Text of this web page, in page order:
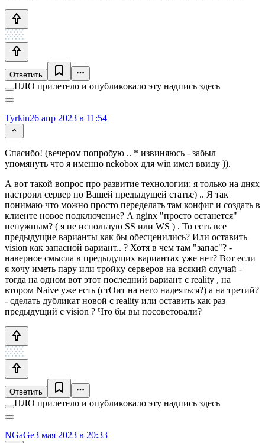
Ответить
НЛО прилетело и опубликовало эту надпись здесь
Tyrkin26 апр 2023 в 11:54
Спасибо! (вечером попробую .. * извиняюсь - забыл
упомянуть что я именно nekobox для win имел ввиду )).
А вот такой вопрос про развитие технологии: я только на днях
настроил сервер по Вашей предыдущей статье) .. Я так
понимаю что можно просто переделать там конфиг и создать в
клиенте новое подключение? А nginx "просто останется"
ненужным? ( я не использую SS или WS ) . То есть все
предыдущие варианты как бы обесценились? Или оставить
vision как запасной вариант.. ? Хотя в чем там "запас"? -
наверное смысла в предыдущих вариантах уже нет? Вот если
я хочу иметь пару или тройку серверов на всякий случай -
тогда на одном вот этот последний вариант с reality , на
втором Naive уже есть (стОит на него надеяться?) а на третий?
- сделать дубликат новой с reality или оставить как раз
предыдущий с vision ? Что бы вы посоветовали?
Ответить
НЛО прилетело и опубликовало эту надпись здесь
NGaGe3 мая 2023 в 20:33